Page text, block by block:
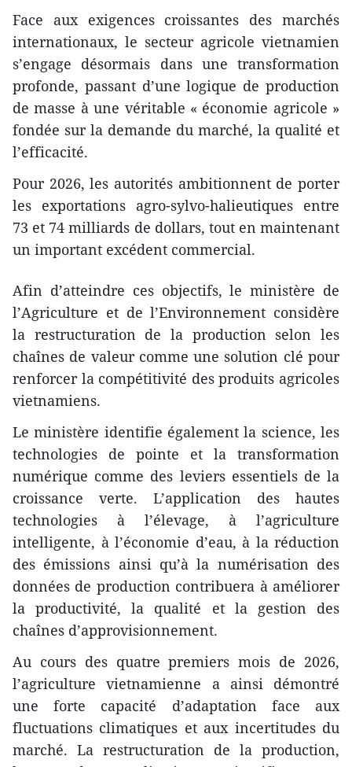
​Face aux exigences croissantes des marchés
internationaux, le secteur agricole vietnamien
s’engage désormais dans une transformation
profonde, passant d’une logique de production
de masse à une véritable « économie agricole »
fondée sur la demande du marché, la qualité et
l’efficacité.
​Pour 2026, les autorités ambitionnent de porter
les exportations agro-sylvo-halieutiques entre
73 et 74 milliards de dollars, tout en maintenant
un important excédent commercial.
​Afin d’atteindre ces objectifs, le ministère de
l’Agriculture et de l’Environnement considère
la restructuration de la production selon les
chaînes de valeur comme une solution clé pour
renforcer la compétitivité des produits agricoles
vietnamiens.
​Le ministère identifie également la science, les
technologies de pointe et la transformation
numérique comme des leviers essentiels de la
croissance verte. L’application des hautes
technologies à l’élevage, à l’agriculture
intelligente, à l’économie d’eau, à la réduction
des émissions ainsi qu’à la numérisation des
données de production contribuera à améliorer
la productivité, la qualité et la gestion des
chaînes d’approvisionnement.
​Au cours des quatre premiers mois de 2026,
l’agriculture vietnamienne a ainsi démontré
une forte capacité d’adaptation face aux
fluctuations climatiques et aux incertitudes du
marché. La restructuration de la production,